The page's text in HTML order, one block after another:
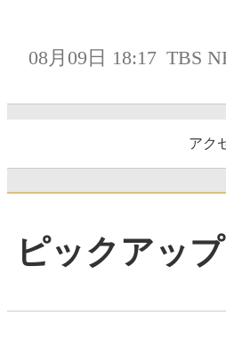
08月09日 18:17 TBS
アク
ピックアップ